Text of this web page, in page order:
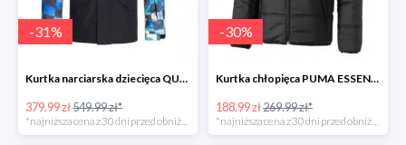
-31%
Kurtka narciarska dziecięca QUIKSILVER MISS BLOC
379.99 zł549.99 zł*
*najniższa cena z 30 dni przed obniżką
-30%
Kurtka chłopięca PUMA ESSENTIALS PADDED JACKE
188.99 zł269.99 zł*
*najniższa cena z 30 dni przed obniżką